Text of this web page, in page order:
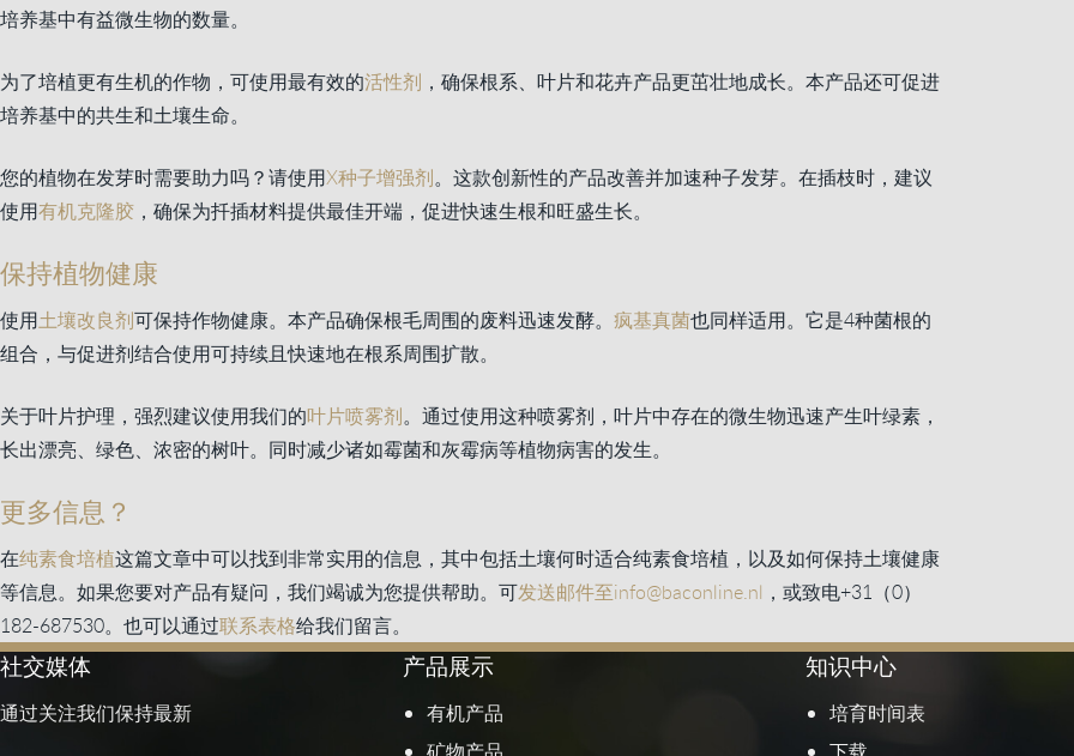
培养基中有益微生物的数量。
为了培植更有生机的作物，可使用最有效的活性剂 ，确保根系、叶片和花卉产品更茁壮地成长。本产品还可促进
培养基中的共生和土壤生命。
您的植物在发芽时需要助力吗？请使用X种子增强剂。这款创新性的产品改善并加速种子发芽。在插枝时，建议
使用有机克隆胶 ，确保为扦插材料提供最佳开端，促进快速生根和旺盛生长。
保持植物健康
使用土壤改良剂可保持作物健康。本产品确保根毛周围的废料迅速发酵。 疯基真菌也同样适用。它是4种菌根的
组合，与促进剂结合使用可持续且快速地在根系周围扩散。
关于叶片护理，强烈建议使用我们的叶片喷雾剂。通过使用这种喷雾剂，叶片中存在的微生物迅速产生叶绿素，
长出漂亮、绿色、浓密的树叶。同时减少诸如霉菌和灰霉病等植物病害的发生。
更多信息？
在纯素食培植这篇文章中可以找到非常实用的信息，其中包括土壤何时适合纯素食培植，以及如何保持土壤健康
等信息。如果您要对产品有疑问，我们竭诚为您提供帮助。可发送邮件至info@baconline.nl ，或致电+31（0）
182-687530。也可以通过联系表格给我们留言。
社交媒体
通过关注我们保持最新
产品展示
有机产品
矿物产品
知识中心
培育时间表
下载